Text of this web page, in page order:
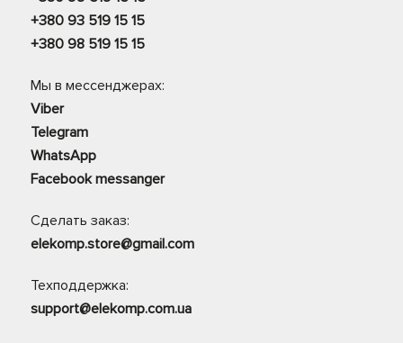
+380 93 519 15 15
+380 98 519 15 15
Мы в мессенджерах:
Viber
Telegram
WhatsApp
Facebook messanger
Сделать заказ:
elekomp.store@gmail.com
Техподдержка:
support@elekomp.com.ua